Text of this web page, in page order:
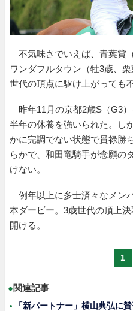
不気味さでいえば、青葉賞
ワンダフルタウン（牡3歳、
世代の頂点に駆け上がっても
昨年11月の京都2歳S（G3
半年の休養を強いられた。し
かに完調でない状態で貫禄勝
らかで、和田竜騎手が念願の
けない。
例年以上に多士済々なメン
本ダービー。3歳世代の頂上
開ける。
1
●関連記事
「新パートナー」横山典弘に